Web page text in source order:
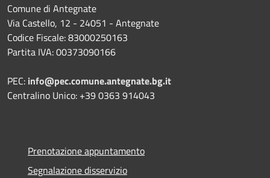
Comune di Antegnate
Via Castello, 12 - 24051 - Antegnate
Codice Fiscale: 83000250163
Partita IVA: 00373090166
PEC: info@pec.comune.antegnate.bg.it
Centralino Unico: +39 0363 914043
Prenotazione appuntamento
Segnalazione disservizio